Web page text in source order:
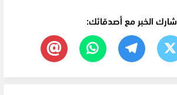
شارك الخبر مع أصدقائك: